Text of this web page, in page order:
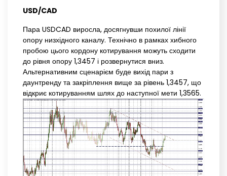
USD/CAD
Пара USDCAD виросла, досягнувши похилої лінії
опору низхідного каналу. Технічно в рамках хибного
пробою цього кордону котирування можуть сходити
до рівня опору 1,3457 і розвернутися вниз.
Альтернативним сценарієм буде вихід пари з
даунтренду та закріплення вище за рівень 1,3457, що
відкриє котируванням шлях до наступної мети 1,3565.